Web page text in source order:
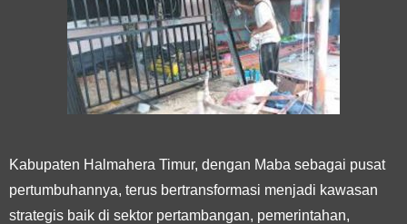
Kabupaten Halmahera Timur, dengan Maba sebagai pusat
pertumbuhannya, terus bertransformasi menjadi kawasan
strategis baik di sektor pertambangan, pemerintahan,